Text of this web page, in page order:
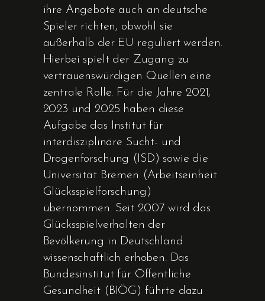
ihre Angebote auch an deutsche
Spieler richten, obwohl sie
außerhalb der EU reguliert werden.
Hierbei spielt der Zugang zu
vertrauenswürdigen Quellen eine
zentrale Rolle. Für die Jahre 2021,
2023 und 2025 haben diese
Aufgabe das Institut für
interdisziplinäre Sucht- und
Drogenforschung (ISD) sowie die
Universität Bremen (Arbeitseinheit
Glücksspielforschung)
übernommen. Seit 2007 wird das
Glücksspielverhalten der
Bevölkerung in Deutschland
wissenschaftlich erhoben. Das
Bundesinstitut für Öffentliche
Gesundheit (BIÖG) führte dazu